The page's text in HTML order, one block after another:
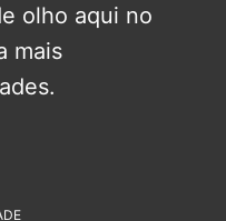
olho aqui no
mais